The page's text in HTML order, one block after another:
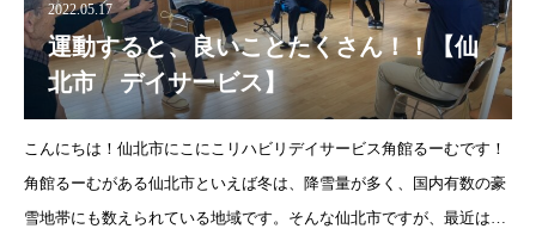
2022.05.17
運動すると、良いことたくさん！！【仙
北市 デイサービス】
こんにちは！仙北市にこにこリハビリデイサービス角館るーむです！
角館るーむがある仙北市といえば冬は、降雪量が多く、国内有数の豪
雪地帯にも数えられている地域です。そんな仙北市ですが、最近は過